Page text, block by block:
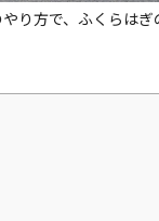
り方で、ふくらは